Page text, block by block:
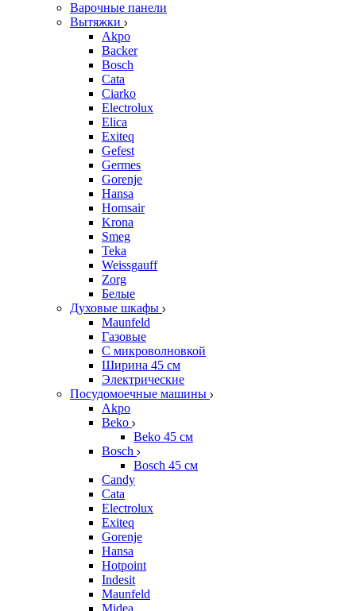
Варочные панели
Вытяжки
Akpo
Backer
Bosch
Cata
Ciarko
Electrolux
Elica
Exiteq
Gefest
Germes
Gorenje
Hansa
Homsair
Krona
Smeg
Teka
Weissgauff
Zorg
Белые
Духовые шкафы
Maunfeld
Газовые
С микроволновкой
Ширина 45 см
Электрические
Посудомоечные машины
Akpo
Beko
Beko 45 см
Bosch
Bosch 45 см
Candy
Cata
Electrolux
Exiteq
Gorenje
Hansa
Hotpoint
Indesit
Maunfeld
Midea